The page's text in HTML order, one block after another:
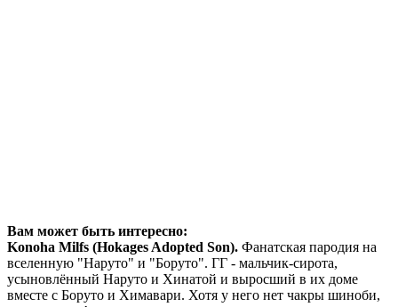
Вам может быть интересно:
Konoha Milfs (Hokages Adopted Son). Фанатская пародия на
вселенную "Наруто" и "Боруто". ГГ - мальчик-сирота,
усыновлённый Наруто и Хинатой и выросший в их доме
вместе с Боруто и Химавари. Хотя у него нет чакры шиноби,